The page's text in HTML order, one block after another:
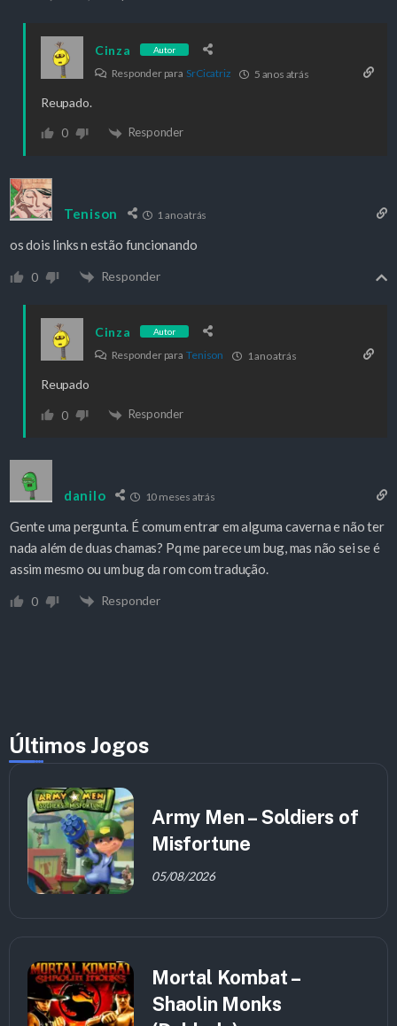
Cinza Autor
Responder para SrCicatriz 5 anos atrás
Reupado.
0 Responder
Tenison 1 ano atrás
os dois links n estão funcionando
0 Responder
Cinza Autor
Responder paraTenison 1 ano atrás
Reupado
0 Responder
danilo 10 meses atrás
Gente uma pergunta. É comum entrar em alguma caverna e não ter
nada além de duas chamas? Pq me parece um bug, mas não sei se é
assim mesmo ou um bug da rom com tradução.
0 Responder
Últimos Jogos
Army Men – Soldiers of
Misfortune
05/08/2026
Mortal Kombat –
Shaolin Monks